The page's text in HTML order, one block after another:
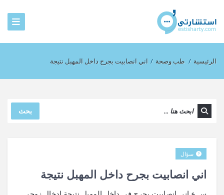
الرئيسية / طب وصحة / اني انصابيت بجرح داخل المهبل نتيجة
بحث
اني انصابيت بجرح داخل المهبل نتيجة
سؤال